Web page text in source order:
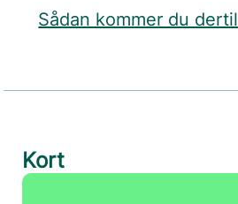
Sådan kommer du dertil
Kort